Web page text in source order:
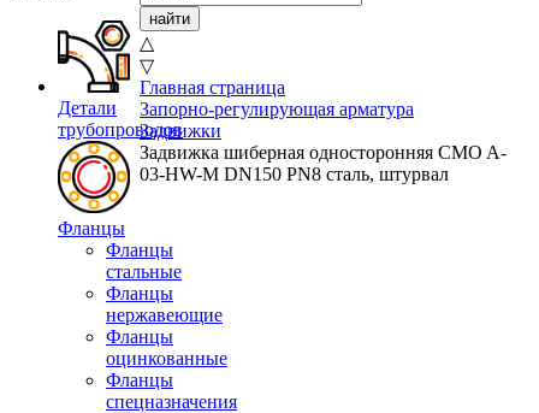
Детали
трубопроводов
Фланцы
Фланцы
стальные
Фланцы
нержавеющие
Фланцы
оцинкованные
Фланцы
спецназначения
△
▽
Главная страница
Запорно-регулирующая арматура
Задвижки
Задвижка шиберная односторонняя CMO A-
03-HW-M DN150 PN8 сталь, штурвал